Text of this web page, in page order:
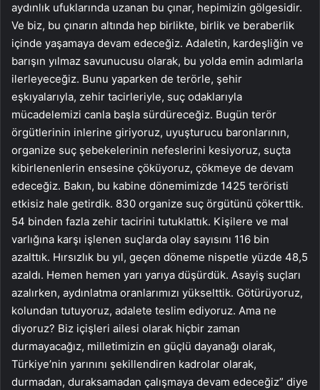
aydınlık ufuklarında uzanan bu çınar, hepimizin gölgesidir.
Ve biz, bu çınarın altında hep birlikte, birlik ve beraberlik
içinde yaşamaya devam edeceğiz. Adaletin, kardeşliğin ve
barışın yılmaz savunucusu olarak, bu yolda emin adımlarla
ilerleyeceğiz. Bunu yaparken de terörle, şehir
eşkıyalarıyla, zehir tacirleriyle, suç odaklarıyla
mücadelemizi canla başla sürdüreceğiz. Bugün terör
örgütlerinin inlerine giriyoruz, uyuşturucu baronlarının,
organize suç şebekelerinin nefeslerini kesiyoruz, suçta
kibirlenenlerin ensesine çöküyoruz, çökmeye de devam
edeceğiz. Bakın, bu kabine dönemimizde 1425 teröristi
etkisiz hale getirdik. 830 organize suç örgütünü çökerttik.
54 binden fazla zehir tacirini tutuklattık. Kişilere ve mal
varlığına karşı işlenen suçlarda olay sayısını 116 bin
azalttık. Hırsızlık bu yıl, geçen döneme nispetle yüzde 48,5
azaldı. Hemen hemen yarı yarıya düşürdük. Asayiş suçları
azalırken, aydınlatma oranlarımızı yükselttik. Götürüyoruz,
kolundan tutuyoruz, adalete teslim ediyoruz. Ama ne
diyoruz? Biz içişleri ailesi olarak hiçbir zaman
durmayacağız, milletimizin en güçlü dayanağı olarak,
Türkiye’nin yarınını şekillendiren kadrolar olarak,
durmadan, duraksamadan çalışmaya devam edeceğiz” diye